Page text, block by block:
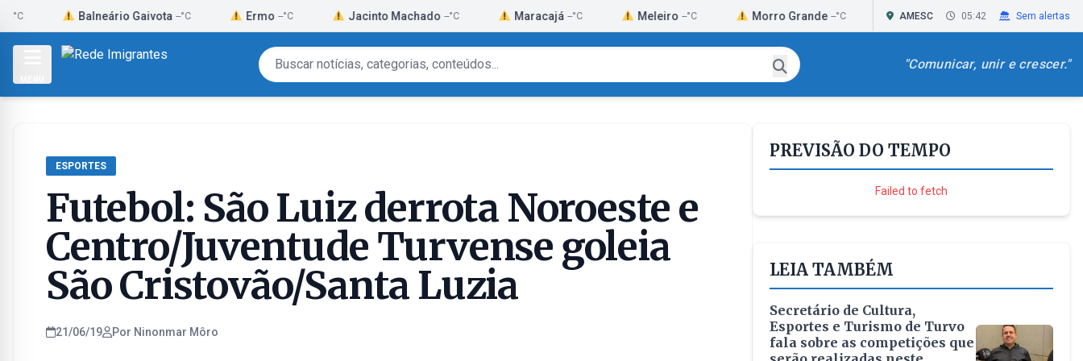
Skip
content
Balneário Gaivota --°C Ermo --°C Jacinto Machado --°C Maracajá --°C Meleiro --°C Morro Grande --°C Passo de Torres --°C Praia Grande
AMESC 05:42 Sem alertas
"Comunicar, unir e crescer."
ESPORTES
Futebol: São Luiz derrota Noroeste e
Centro/Juventude Turvense goleia
São Cristovão/Santa Luzia
21/06/19 Por Ninonmar Môro
PREVISÃO DO TEMPO
Failed to fetch
LEIA TAMBÉM
Secretário de Cultura,
Esportes e Turismo de Turvo
fala sobre as competições que